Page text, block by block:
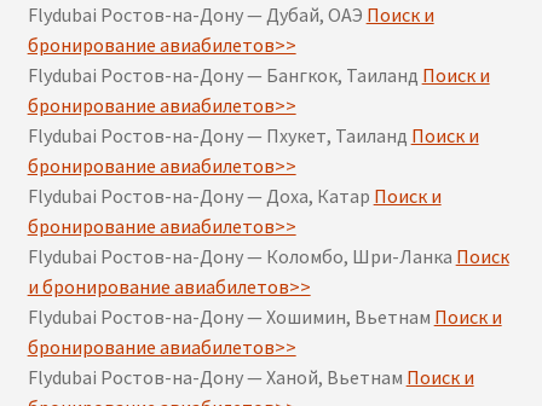
Flydubai Ростов-на-Дону — Дубай, ОАЭ Поиск и
бронирование авиабилетов>>
Flydubai Ростов-на-Дону — Бангкок, Таиланд Поиск и
бронирование авиабилетов>>
Flydubai Ростов-на-Дону — Пхукет, Таиланд Поиск и
бронирование авиабилетов>>
Flydubai Ростов-на-Дону — Доха, Катар Поиск и
бронирование авиабилетов>>
Flydubai Ростов-на-Дону — Коломбо, Шри-Ланка Поиск
и бронирование авиабилетов>>
Flydubai Ростов-на-Дону — Хошимин, Вьетнам Поиск и
бронирование авиабилетов>>
Flydubai Ростов-на-Дону — Ханой, Вьетнам Поиск и